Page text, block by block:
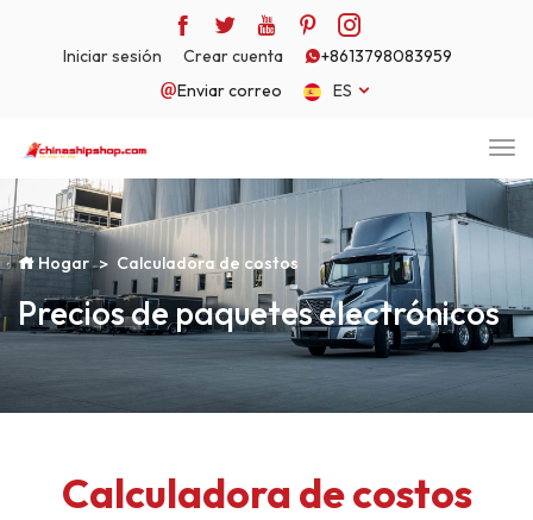
Iniciar sesión Crear cuenta
+8613798083959
Enviar correo
ES
Hogar Calculadora de costos
Precios de paquetes electrónicos
Calculadora de costos